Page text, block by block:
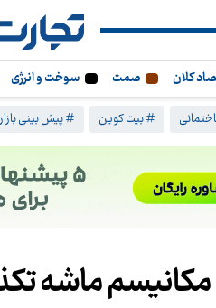
کلان صمت سوخت و انرژی
# بیت کوین # پیش بینی
مکانیسم ماشه